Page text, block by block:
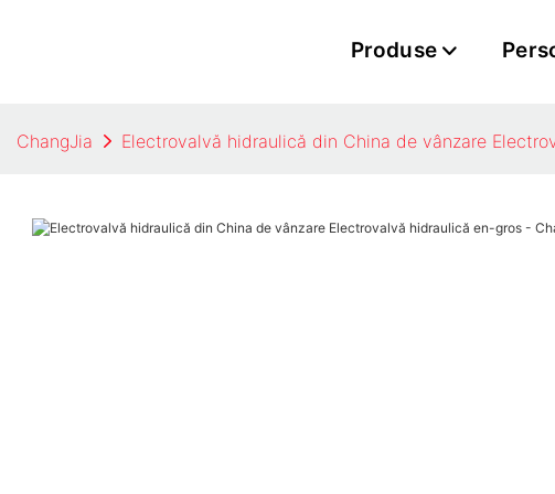
Produse
ChangJia Electrovalvă hidraulică din China de vânzare​